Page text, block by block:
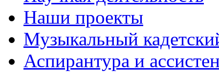
Наши проекты
Музыкальный
Аспирантура и